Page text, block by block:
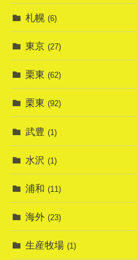
札幌 (6)
東京 (27)
栗東 (62)
栗東 (92)
武豊 (1)
水沢 (1)
浦和 (11)
海外 (23)
生産牧場 (1)